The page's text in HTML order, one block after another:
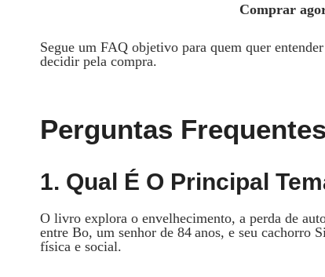
Comprar
Segue um FAQ objetivo para quem quer
decidir pela compra.
Perguntas Frequentes
1. Qual É O Principal
O livro explora o envelhecimento, a perda de
entre Bo, um senhor de 84 anos, e seu cachorro
física e social.